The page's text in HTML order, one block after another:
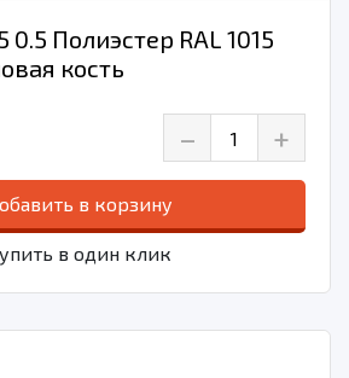
0.5 Полиэстер RAL 1015
кость
– +
в корзину
в один клик